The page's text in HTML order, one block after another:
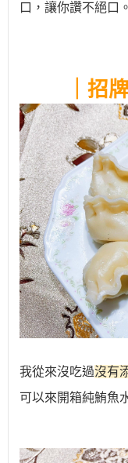
口，讓你讚不絕口。
招
我從來沒吃過沒有
可以來開箱純鮪魚